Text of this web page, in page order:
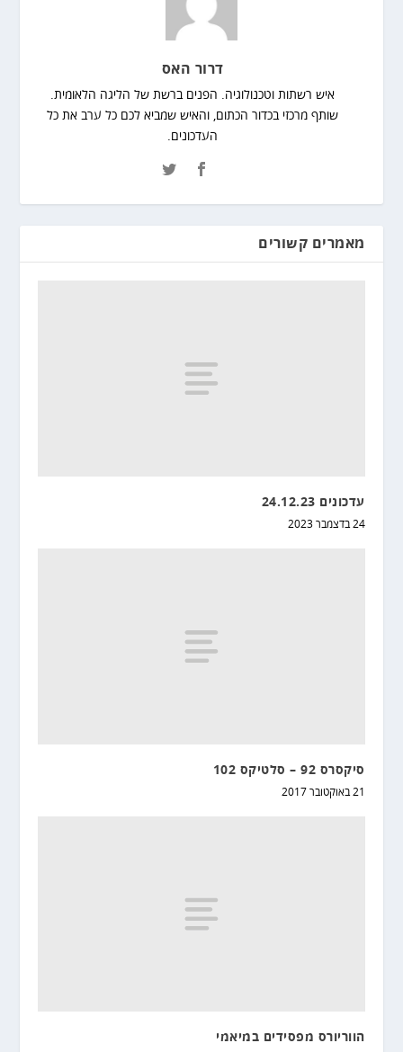
דרור האס
איש רשתות וטכנולוגיה. הפנים ברשת של הליגה הלאומית.
שותף מרכזי בכדור הכתום, והאיש שמביא לכם כל ערב את כל
העדכונים.
מאמרים קשורים
עדכונים 24.12.23
24 בדצמבר 2023
סיקסרס 92 – סלטיקס 102
21 באוקטובר 2017
הווריורס מפסידים במיאמי